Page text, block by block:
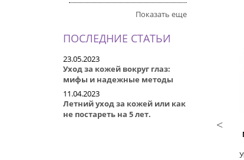
Показать еще
ПОСЛЕДНИЕ СТАТЬИ
23.05.2023
Уход за кожей вокруг глаз:
мифы и надежные методы
11.04.2023
Летний уход за кожей или как
не постареть на 5 лет.